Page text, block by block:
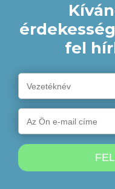
fel